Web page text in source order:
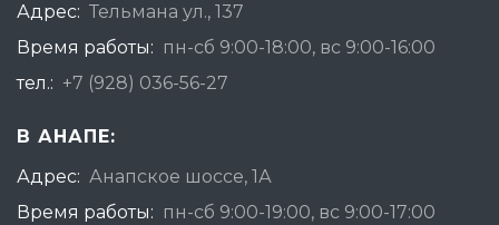
Адрес: Тельмана ул., 137
Время работы: пн-сб 9:00-18:00, вс 9:00-16:00
тел.: +7 (928) 036-56-27
В АНАПЕ:
Адрес: Анапское шоссе, 1А
Время работы: пн-сб 9:00-19:00, вс 9:00-17:00